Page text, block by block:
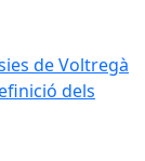
de Voltregà
dels